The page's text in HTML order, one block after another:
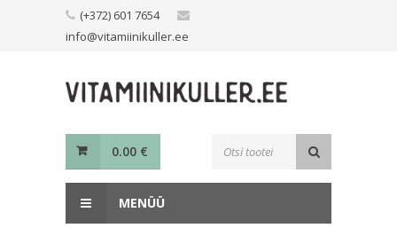
(+372) 601 7654
info@vitamiinikuller.ee
0.00 €
MENÜÜ